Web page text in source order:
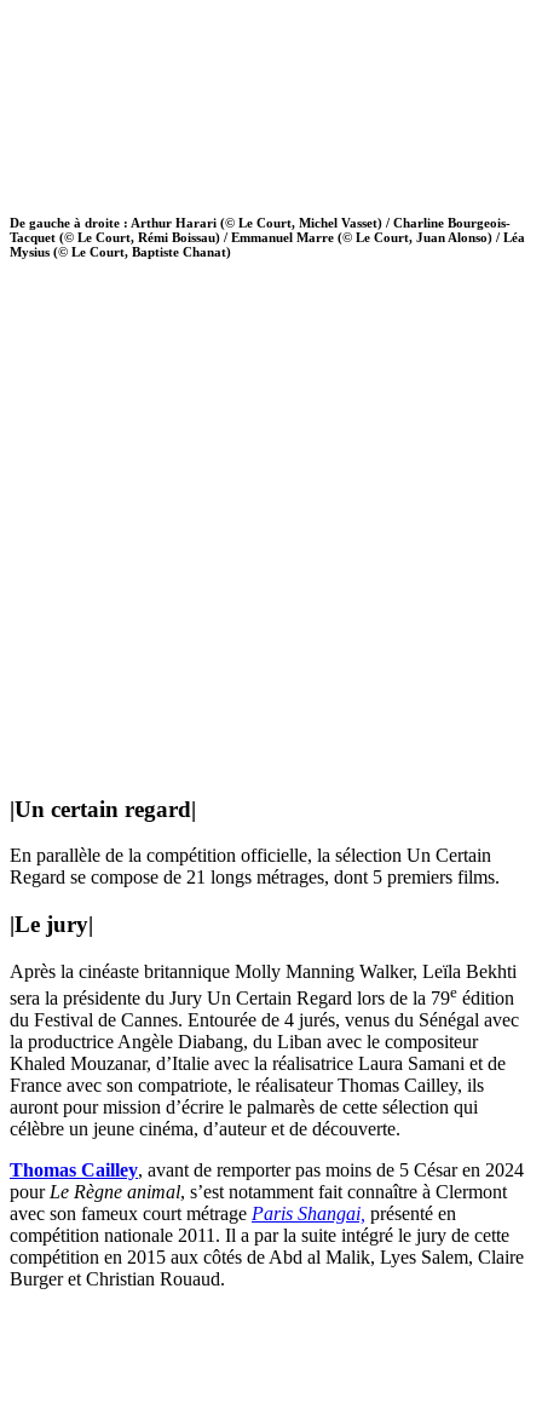
De gauche à droite : Arthur Harari (© Le Court, Michel Vasset) / Charline Bourgeois-
Tacquet (© Le Court, Rémi Boissau) / Emmanuel Marre (© Le Court, Juan Alonso) / Léa
Mysius (© Le Court, Baptiste Chanat)
|Un certain regard|
En parallèle de la compétition officielle, la sélection Un Certain
Regard se compose de 21 longs métrages, dont 5 premiers films.
|Le jury|
Après la cinéaste britannique Molly Manning Walker, Leïla Bekhti
sera la présidente du Jury Un Certain Regard lors de la 79e édition
du Festival de Cannes. Entourée de 4 jurés, venus du Sénégal avec
la productrice Angèle Diabang, du Liban avec le compositeur
Khaled Mouzanar, d’Italie avec la réalisatrice Laura Samani et de
France avec son compatriote, le réalisateur Thomas Cailley, ils
auront pour mission d’écrire le palmarès de cette sélection qui
célèbre un jeune cinéma, d’auteur et de découverte.
Thomas Cailley, avant de remporter pas moins de 5 César en 2024
pour Le Règne animal, s’est notamment fait connaître à Clermont
avec son fameux court métrage Paris Shangai, présenté en
compétition nationale 2011. Il a par la suite intégré le jury de cette
compétition en 2015 aux côtés de Abd al Malik, Lyes Salem, Claire
Burger et Christian Rouaud.